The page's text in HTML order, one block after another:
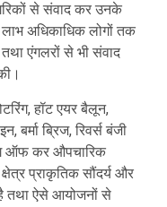
से संवाद कर उनके
अधिकाधिक लोगों तक
एंगलरों से भी संवाद
हॉट एयर बैलून,
बर्मा ब्रिज, रिवर्स बंजी
ऑफ कर औपचारिक
प्राकृतिक सौंदर्य और
तथा ऐसे आयोजनों से